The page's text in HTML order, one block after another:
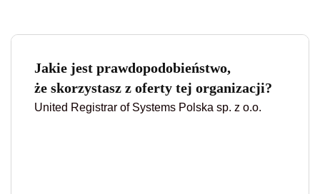
Jakie jest prawdopodobieństwo,
że skorzystasz z oferty tej organizacji?
United Registrar of Systems Polska sp. z o.o.